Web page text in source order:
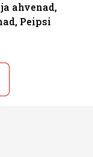
ahvenad,
Peipsi